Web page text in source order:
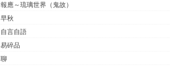
報應～琉璃世界（鬼故）
早秋
自言自語
易碎品
聊